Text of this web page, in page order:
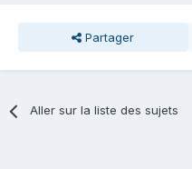
Partager
Aller sur la liste des sujets